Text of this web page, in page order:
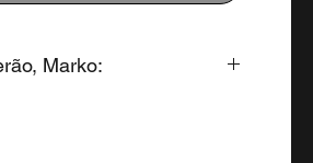
Marko: